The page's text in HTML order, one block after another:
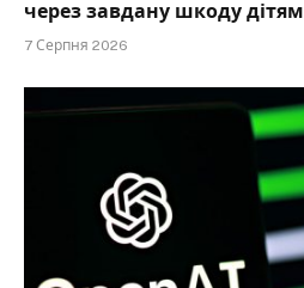
через завдану шкоду дітям
7 Серпня 2026